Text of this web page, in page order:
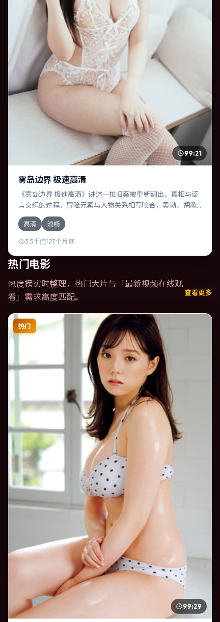
99:21
雾岛边界 极速高清
《雾岛边界 极速高清》讲述一桩旧案被重新翻出，真相与谎
言交织的过程。冒险元素与人物关系相互咬合，黄渤、胡歌
的对手戏尤为出彩。导演诺兰善于在长镜头中积蓄张力，本
片亦在中国香港实地取景，增强真实质感。
高清 流畅
3.5千 127个月前
热门电影
热度榜实时整理，热门大片与「最新视频在线观
看 」需求高度匹配。 查看更多
热门
99:29